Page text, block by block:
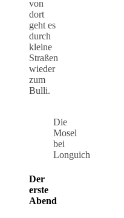
von
dort
geht es
durch
kleine
Straßen
wieder
zum
Bulli.
Die
Mosel
bei
Longuich
Der
erste
Abend